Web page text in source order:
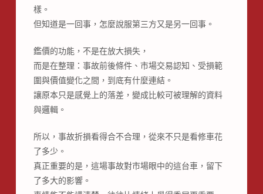
樣。
但知道是一回事，怎麼說服第三方又是另一回事。
鑑價的功能，不是在放大損失，
而是在整理：事故前後條件、市場交易認知、受損範
圍與價值變化之間，到底有什麼連結。
讓原本只是感覺上的落差，變成比較可被理解的資料
與邏輯。
所以，事故折損看得合不合理，從來不只是看修車花
了多少。
真正重要的是，這場事故對市場眼中的這台車，留下
了多大的影響。